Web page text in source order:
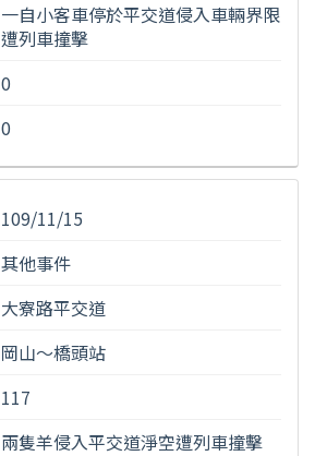
一自小客車停於平交道侵入車輛界限
遭列車撞擊
0
0
109/11/15
其他事件
大寮路平交道
岡山〜橋頭站
117
兩隻羊侵入平交道淨空遭列車撞擊